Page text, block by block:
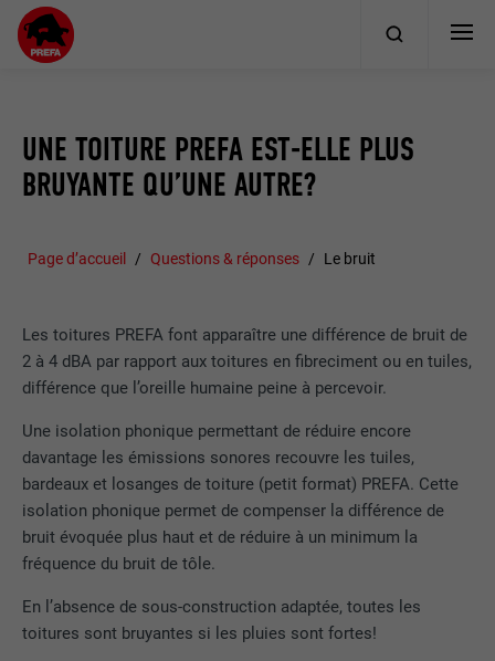
UNE TOITURE PREFA EST-ELLE PLUS
BRUYANTE QU’UNE AUTRE?
Page d’accueil Questions & réponses Le bruit
Les toitures PREFA font apparaître une différence de bruit de
2 à 4 dBA par rapport aux toitures en fibreciment ou en tuiles,
différence que l’oreille humaine peine à percevoir.
Une isolation phonique permettant de réduire encore
davantage les émissions sonores recouvre les tuiles,
bardeaux et losanges de toiture (petit format) PREFA. Cette
isolation phonique permet de compenser la différence de
bruit évoquée plus haut et de réduire à un minimum la
fréquence du bruit de tôle.
En l’absence de sous-construction adaptée, toutes les
toitures sont bruyantes si les pluies sont fortes!